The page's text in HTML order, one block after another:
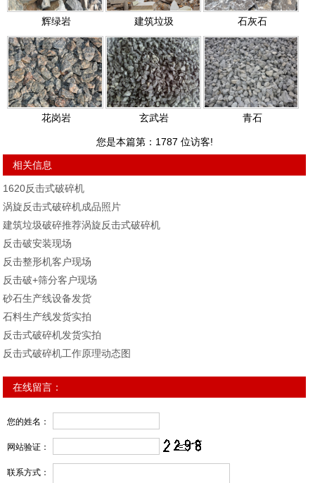
辉绿岩 建筑垃圾 石灰石
花岗岩 玄武岩 青石
您是本篇第： 1787 位访客!
相关信息
1620反击式破碎机
涡旋反击式破碎机成品照片
建筑垃圾破碎推荐涡旋反击式破碎机
反击破安装现场
反击整形机客户现场
反击破+筛分客户现场
砂石生产线设备发货
石料生产线发货实拍
反击式破碎机发货实拍
反击式破碎机工作原理动态图
在线留言：
您的姓名：
网站验证：
联系方式：